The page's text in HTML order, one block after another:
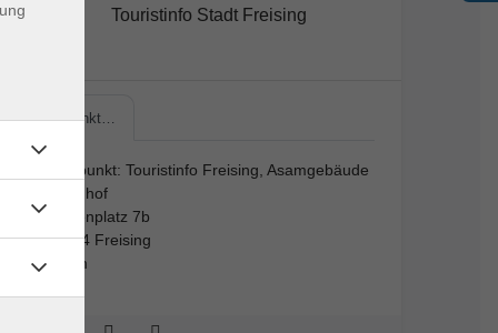
Touristinfo Stadt Freising
Treffpunkt…
Treffpunkt: Touristinfo Freising, Asamgebäude
Innenhof
Marienplatz 7b
85354 Freising
Raum